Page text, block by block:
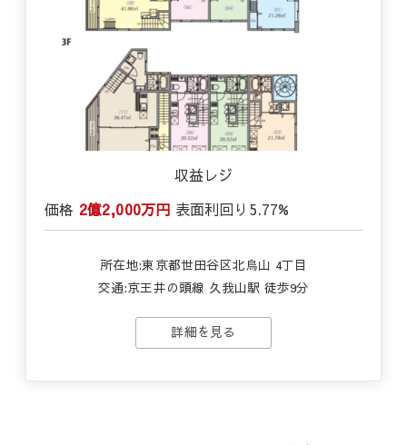
収益レジ
価格 2億2,000万円 表面利回り 5.77%
所在地:東京都世田谷区北烏山 4丁目
交通:京王井の頭線 久我山駅 徒歩9分
詳細を見る